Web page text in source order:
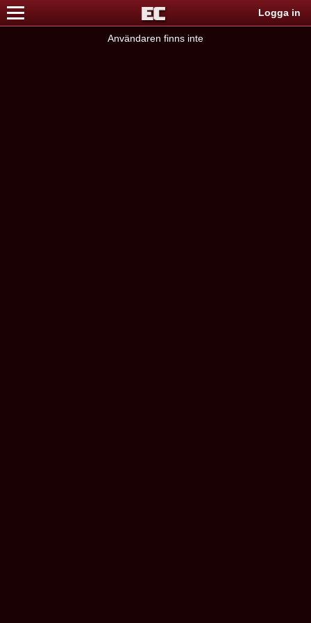
Logga in
Användaren finns inte